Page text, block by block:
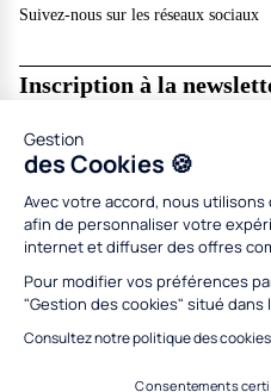
Gestion
des Cookies 🍪
Avec votre accord, nous utilisons
afin de personnaliser votre
internet et diffuser des offres
Pour modifier vos préférences
"Gestion des cookies" situé dans
Consultez notre politique des cookies
Consentements
Suivez-nous sur les réseaux sociaux
Inscription à la
Mentions légales
Politique de données
Gestion des cookies Partenaires
Tous droits
Conception